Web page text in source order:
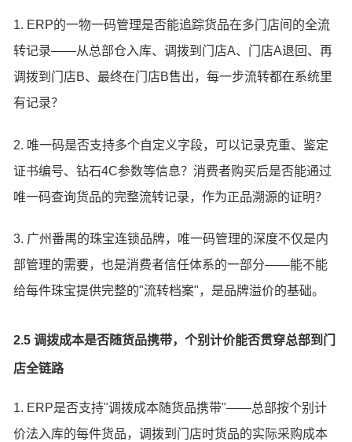
1. ERP的一物一码管理是否能追踪货品在多门店间的全流
转记录——从总部仓入库、调拨到门店A、门店A退回、再
调拨到门店B、最终在门店B售出，每一步流转都在系统里
有记录？
2. 唯一码是否支持多个自定义字段，可以记录克重、鉴定
证书编号、钻石4C参数等信息？消费者购买后是否能通过
唯一码查询货品的完整流转记录，作为正品溯源的证明？
3. 广州番禺的珠宝连锁品牌，唯一码管理的深度不仅是内
部管理的需要，也是消费者信任体系的一部分——能不能
给每件珠宝提供完整的"流转档案"，是品牌溢价的基础。
2.5 调拨成本是否随货品携带，个别计价能否贯穿总部到门
店全链路
1. ERP是否支持"调拨成本随货品携带"——总部按个别计
价法入库的每件货品，调拨到门店时货品的实际采购成本